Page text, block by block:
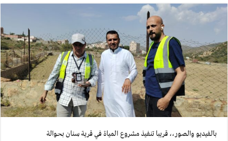
بالفيديو والصور،، قريبا تنفيذ مشروع المياة في قرية سنان بحوالة